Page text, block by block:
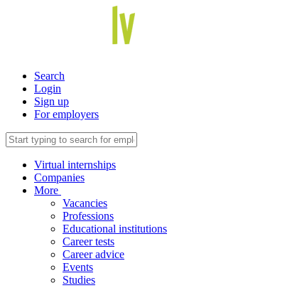
Search
Login
Sign up
For employers
Virtual internships
Companies
More
Vacancies
Professions
Educational institutions
Career tests
Career advice
Events
Studies